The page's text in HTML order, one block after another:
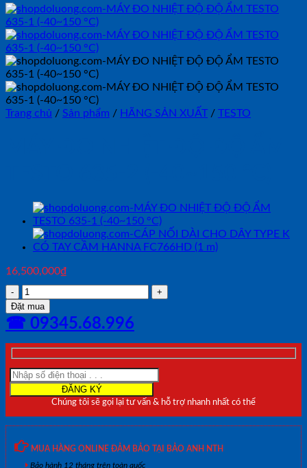
Trang chủ / Sản phẩm / HÃNG SẢN XUẤT / TESTO
16,500,000₫
MÁY
ĐO
NHIỆT
ĐỘ
ĐỘ
ẨM
TESTO
635-
2
(-40~150
lượng
Đặt mua
☎ 09345.68.996
Chúng tôi sẽ gọi lại tư vấn & hỗ trợ nhanh nhất có thể
MUA HÀNG ONLINE ĐẢM BẢO TẠI BẢO ANH NTH
Bảo hành 12 tháng trên toàn quốc